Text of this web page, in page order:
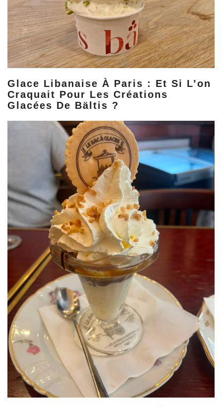
Glace Libanaise À Paris : Et Si L’on
Craquait Pour Les Créations
Glacées De Bältis ?